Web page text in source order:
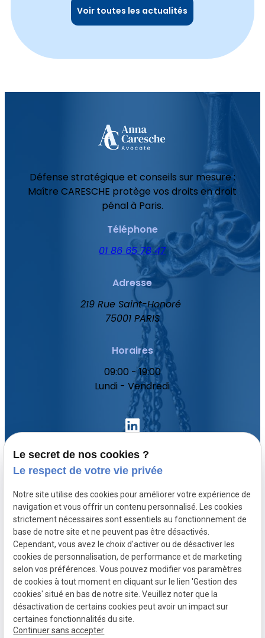
Voir toutes les actualités
Défense stratégique et conseils sur mesure :
Maître CARESCHE protège vos droits en droit
pénal à Paris.
Téléphone
01 86 65 78 47
Adresse
219 Rue Saint-Honoré
75001 PARIS
Horaires
09:00 - 19:00
Lundi - Vendredi
Votre avocat
Domaines de compétence
Actualités
Contact
SIRET :
80771512300020
Mentions légales
Politique de
confidentialité
Plan du site
Le secret de nos cookies ?
Le respect de votre vie privée
Notre site utilise des cookies pour améliorer votre expérience de
navigation et vous offrir un contenu personnalisé. Les cookies
strictement nécessaires sont essentiels au fonctionnement de
base de notre site et ne peuvent pas être désactivés.
Cependant, vous avez le choix d'activer ou de désactiver les
cookies de personnalisation, de performance et de marketing
selon vos préférences. Vous pouvez modifier vos paramètres
de cookies à tout moment en cliquant sur le lien 'Gestion des
cookies' situé en bas de notre site. Veuillez noter que la
désactivation de certains cookies peut avoir un impact sur
certaines fonctionnalités du site.
Continuer sans accepter